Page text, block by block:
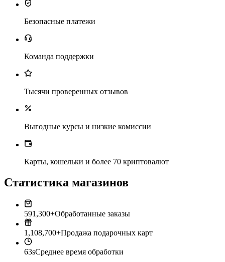
Безопасные платежи
Команда поддержки
Тысячи проверенных отзывов
Выгодные курсы и низкие комиссии
Карты, кошельки и более 70 криптовалют
Статистика магазинов
591,300+Обработанные заказы
1,108,700+Продажа подарочных карт
63sСреднее время обработки